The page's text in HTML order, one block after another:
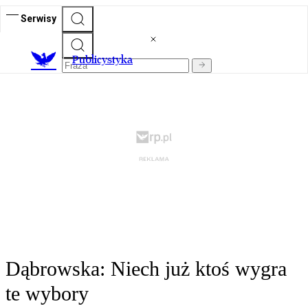
Serwisy
Publicystyka
Dąbrowska: Niech już ktoś wygra
te wybory